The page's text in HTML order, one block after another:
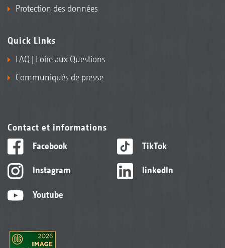
Protection des données
Quick Links
FAQ | Foire aux Questions
Communiqués de presse
Contact et informations
Facebook
Instagram
Youtube
TikTok
linkedIn